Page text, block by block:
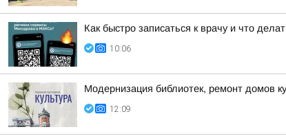
Как быстро записаться к врачу и что
10:06
Модернизация библиотек, ремонт домов
12:09